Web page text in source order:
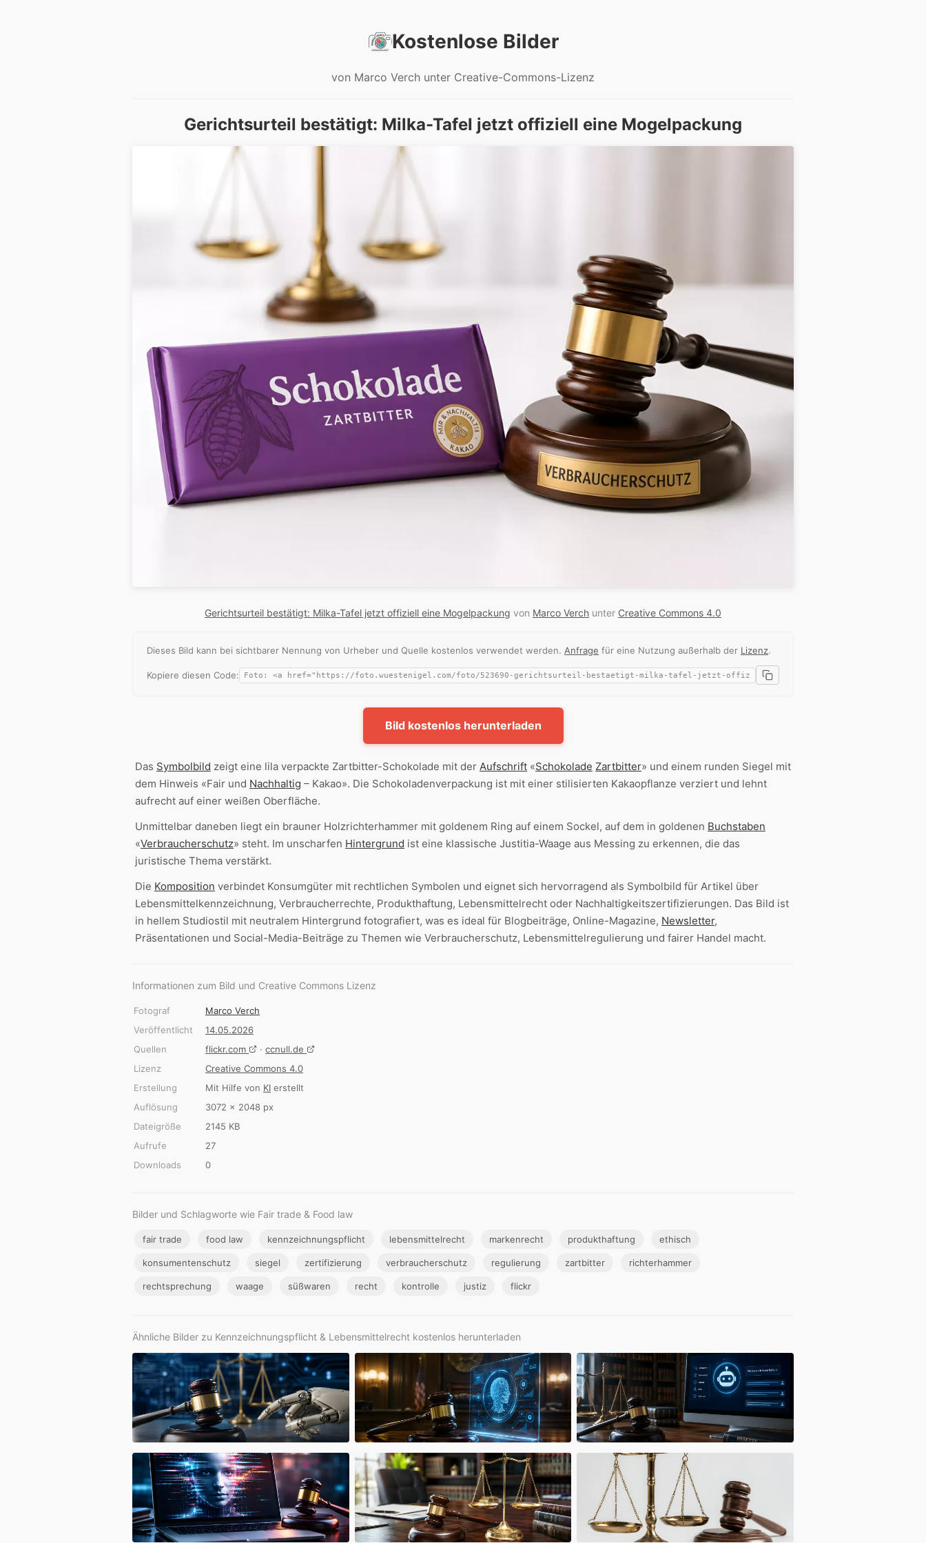
Kostenlose Bilder
von Marco Verch unter Creative-Commons-Lizenz
Gerichtsurteil bestätigt: Milka-Tafel jetzt offiziell eine Mogelpackung
Gerichtsurteil bestätigt: Milka-Tafel jetzt offiziell eine Mogelpackung von Marco Verch unter Creative Commons 4.0
Dieses Bild kann bei sichtbarer Nennung von Urheber und Quelle kostenlos verwendet werden. Anfrage für eine Nutzung außerhalb der Lizenz.
Kopiere diesen Code:
Bild kostenlos herunterladen
Das Symbolbild zeigt eine lila verpackte Zartbitter-Schokolade mit der Aufschrift «Schokolade Zartbitter» und einem runden Siegel mit
dem Hinweis «Fair und Nachhaltig – Kakao». Die Schokoladenverpackung ist mit einer stilisierten Kakaopflanze verziert und lehnt
aufrecht auf einer weißen Oberfläche.
Unmittelbar daneben liegt ein brauner Holzrichterhammer mit goldenem Ring auf einem Sockel, auf dem in goldenen Buchstaben
«Verbraucherschutz» steht. Im unscharfen Hintergrund ist eine klassische Justitia-Waage aus Messing zu erkennen, die das
juristische Thema verstärkt.
Die Komposition verbindet Konsumgüter mit rechtlichen Symbolen und eignet sich hervorragend als Symbolbild für Artikel über
Lebensmittelkennzeichnung, Verbraucherrechte, Produkthaftung, Lebensmittelrecht oder Nachhaltigkeitszertifizierungen. Das Bild ist
in hellem Studiostil mit neutralem Hintergrund fotografiert, was es ideal für Blogbeiträge, Online-Magazine, Newsletter,
Präsentationen und Social-Media-Beiträge zu Themen wie Verbraucherschutz, Lebensmittelregulierung und fairer Handel macht.
Informationen zum Bild und Creative Commons Lizenz
Fotograf
Marco Verch
Veröffentlicht
14.05.2026
Quellen
flickr.com · ccnull.de
Lizenz
Creative Commons 4.0
Erstellung
Mit Hilfe von KI erstellt
Auflösung
3072 × 2048 px
Dateigröße
2145 KB
Aufrufe
27
Downloads
0
Bilder und Schlagworte wie Fair trade & Food law
fair trade food law kennzeichnungspflicht lebensmittelrecht markenrecht produkthaftung ethisch
konsumentenschutz siegel zertifizierung verbraucherschutz regulierung zartbitter richterhammer
rechtsprechung waage süßwaren recht kontrolle justiz flickr
Ähnliche Bilder zu Kennzeichnungspflicht & Lebensmittelrecht kostenlos herunterladen